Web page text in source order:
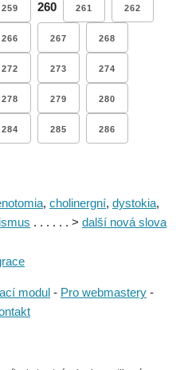
259 260 261 262
266 267 268
272 273 274
278 279 280
284 285 286
, cholinergní, dystokia,
. . . . . . > další nová slova
modul - Pro webmastery -